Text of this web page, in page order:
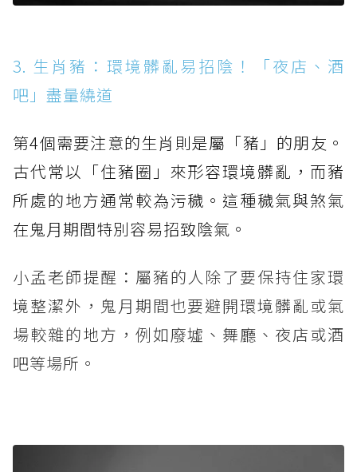
3. 生肖豬：環境髒亂易招陰！「夜店、酒
吧」盡量繞道
第4個需要注意的生肖則是屬「豬」的朋友。
古代常以「住豬圈」來形容環境髒亂，而豬
所處的地方通常較為污穢。這種穢氣與煞氣
在鬼月期間特別容易招致陰氣。
小孟老師提醒：屬豬的人除了要保持住家環
境整潔外，鬼月期間也要避開環境髒亂或氣
場較雜的地方，例如廢墟、舞廳、夜店或酒
吧等場所。